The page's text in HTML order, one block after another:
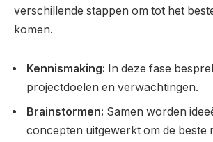
verschillende stappen om tot het
komen.
Kennismaking: In deze fase
projectdoelen en verwachtingen.
Brainstormen: Samen worden
concepten uitgewerkt om de beste